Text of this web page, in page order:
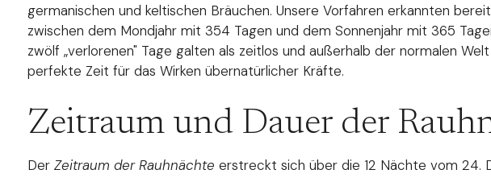
germanischen und keltischen Bräuchen. Unsere Vorfahren erkannten
zwischen dem Mondjahr mit 354 Tagen und dem Sonnenjahr mit 365
zwölf „verlorenen" Tage galten als zeitlos und außerhalb der normalen
perfekte Zeit für das Wirken übernatürlicher Kräfte.
Zeitraum und Dauer der
Der Zeitraum der Rauhnächte erstreckt sich über die 12 Nächte vom 24.